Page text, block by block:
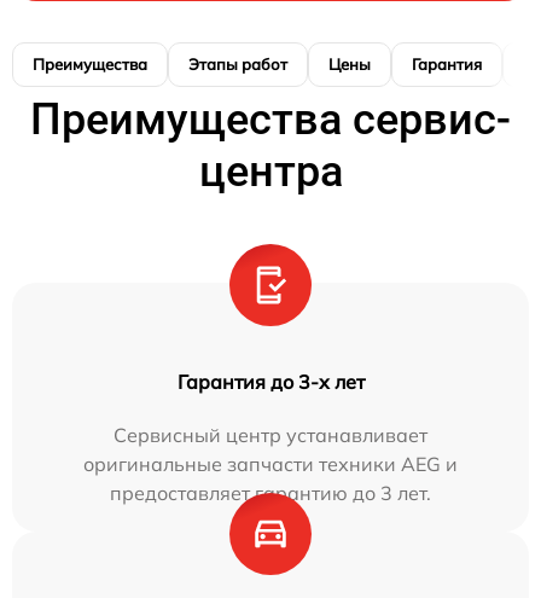
Преимущества Этапы работ Цены Гарантия
Преимущества сервис-
центра
Гарантия до 3-х лет
Сервисный центр устанавливает
оригинальные запчасти техники AEG и
предоставляет гарантию до 3 лет.